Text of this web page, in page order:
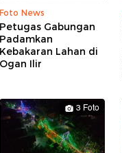
Foto News
Petugas Gabungan
Padamkan
Kebakaran Lahan di
Ogan Ilir
3 Foto